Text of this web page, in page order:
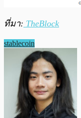
ที่มา: TheBlock
stablecoin